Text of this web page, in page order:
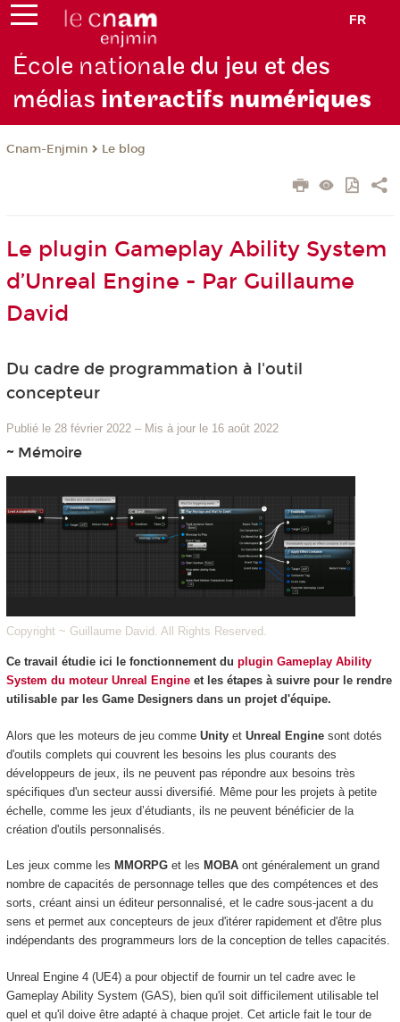
FR
École nationale du jeu et des
médias interactifs numériques
Cnam-Enjmin Le blog
Le plugin Gameplay Ability System
d’Unreal Engine - Par Guillaume
David
Du cadre de programmation à l'outil
concepteur
Publié le 28 février 2022 – Mis à jour le 16 août 2022
~ Mémoire
Copyright ~ Guillaume David. All Rights Reserved.
Ce travail étudie ici le fonctionnement du plugin Gameplay Ability
System du moteur Unreal Engineet les étapes à suivre pour le rendre
utilisable par les Game Designers dans un projet d'équipe.
Alors que les moteurs de jeu comme UnityetUnreal Enginesont dotés
d'outils complets qui couvrent les besoins les plus courants des
développeurs de jeux, ils ne peuvent pas répondre aux besoins très
spécifiques d'un secteur aussi diversifié. Même pour les projets à petite
échelle, comme les jeux d’étudiants, ils ne peuvent bénéficier de la
création d'outils personnalisés.
Les jeux comme les MMORPG et les MOBA ont généralement un grand
nombre de capacités de personnage telles que des compétences et des
sorts, créant ainsi un éditeur personnalisé, et le cadre sous-jacent a du
sens et permet aux concepteurs de jeux d'itérer rapidement et d'être plus
indépendants des programmeurs lors de la conception de telles capacités.
Unreal Engine 4 (UE4) a pour objectif de fournir un tel cadre avec le
Gameplay Ability System (GAS), bien qu'il soit difficilement utilisable tel
quel et qu'il doive être adapté à chaque projet. Cet article fait le tour de